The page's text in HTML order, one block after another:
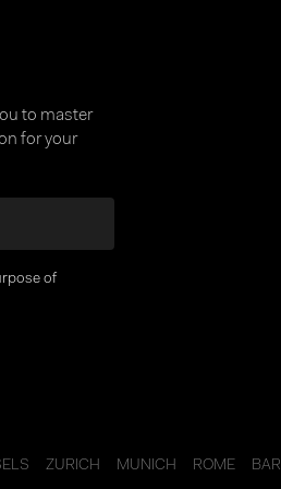
to master
for your
of
ZURICH MUNICH ROME